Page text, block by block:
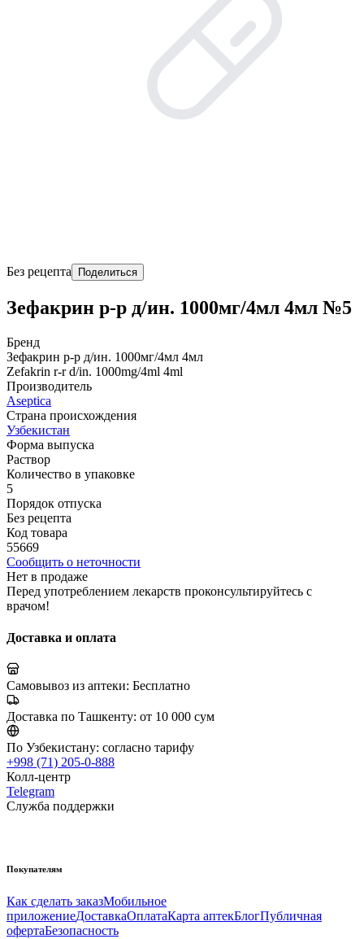
Без рецепта Поделиться
Зефакрин р-р д/ин. 1000мг/4мл 4мл №5
Бренд
Зефакрин р-р д/ин. 1000мг/4мл 4мл
Zefakrin r-r d/in. 1000mg/4ml 4ml
Производитель
Aseptica
Страна происхождения
Узбекистан
Форма выпуска
Раствор
Количество в упаковке
5
Порядок отпуска
Без рецепта
Код товара
55669
Сообщить о неточности
Нет в продаже
Перед употреблением лекарств проконсультируйтесь с
врачом!
Доставка и оплата
Самовывоз из аптеки: Бесплатно
Доставка по Ташкенту: от 10 000 сум
По Узбекистану: согласно тарифу
+998 (71) 205-0-888
Колл-центр
Telegram
Служба поддержки
Покупателям
Как сделать заказМобильное
приложениеДоставкаОплатаКарта аптекБлогПубличная
офертаБезопасность